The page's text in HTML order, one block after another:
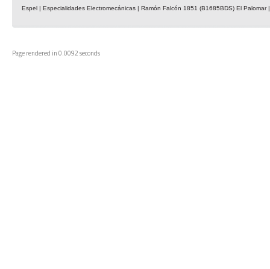
Espel | Especialidades Electromecánicas | Ramón Falcón 1851 (B1685BDS) El
Page rendered in 0.0092 seconds